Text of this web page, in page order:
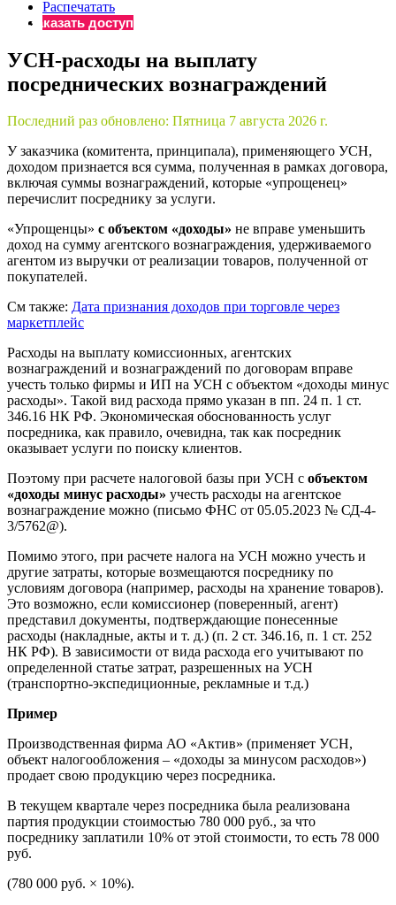
Бератор
Материалы электронного журнала
«Нормативные акты для бухгалтера»
Материалы электронного журнала
«Практическая бухгалтерия»
Просто заполните форму, и мы вышлем вам на почту
Распечатать
Заказать доступ
УСН-расходы на выплату
посреднических вознаграждений
Последний раз обновлено: Пятница 7 августа 2026 г.
У заказчика (комитента, принципала), применяющего УСН,
доходом признается вся сумма, полученная в рамках договора,
включая суммы вознаграждений, которые «упрощенец»
перечислит посреднику за услуги.
«Упрощенцы» с объектом «доходы» не вправе уменьшить
доход на сумму агентского вознаграждения, удерживаемого
агентом из выручки от реализации товаров, полученной от
покупателей.
См также: Дата признания доходов при торговле через
маркетплейс
Расходы на выплату комиссионных, агентских
вознаграждений и вознаграждений по договорам вправе
учесть только фирмы и ИП на УСН с объектом «доходы минус
расходы». Такой вид расхода прямо указан в пп. 24 п. 1 ст.
346.16 НК РФ. Экономическая обоснованность услуг
посредника, как правило, очевидна, так как посредник
оказывает услуги по поиску клиентов.
Поэтому при расчете налоговой базы при УСН с объектом
«доходы минус расходы» учесть расходы на агентское
вознаграждение можно (письмо ФНС от 05.05.2023 № СД-4-
3/5762@).
Помимо этого, при расчете налога на УСН можно учесть и
другие затраты, которые возмещаются посреднику по
условиям договора (например, расходы на хранение товаров).
Это возможно, если комиссионер (поверенный, агент)
представил документы, подтверждающие понесенные
расходы (накладные, акты и т. д.) (п. 2 ст. 346.16, п. 1 ст. 252
НК РФ). В зависимости от вида расхода его учитывают по
определенной статье затрат, разрешенных на УСН
(транспортно-экспедиционные, рекламные и т.д.)
Пример
Производственная фирма АО «Актив» (применяет УСН,
объект налогообложения – «доходы за минусом расходов»)
продает свою продукцию через посредника.
В текущем квартале через посредника была реализована
партия продукции стоимостью 780 000 руб., за что
посреднику заплатили 10% от этой стоимости, то есть 78 000
руб.
(780 000 руб. × 10%).